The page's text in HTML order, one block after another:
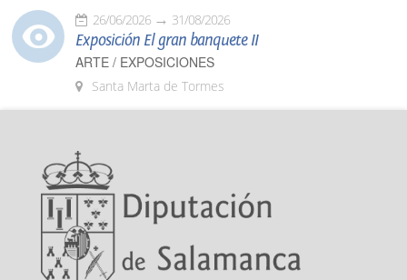
26/06/2026 31/08/2026
Exposición El gran banquete II
ARTE / EXPOSICIONES
Santa Marta de Tormes